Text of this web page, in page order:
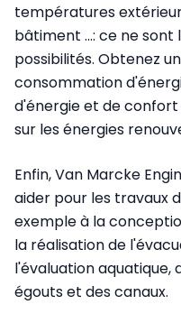
températures
bâtiment ...: ce ne sont
possibilités. Obtenez
consommation
d'énergie et de
sur les énergies
Enfin, Van Marcke
aider pour les travaux
exemple à la
la réalisation de
l'évaluation aquatique,
égouts et des canaux.